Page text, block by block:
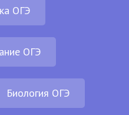
ОГЭ
ОГЭ
Биология ОГЭ